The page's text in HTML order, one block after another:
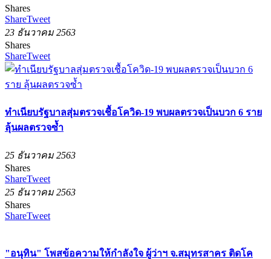
Shares
ShareTweet
23 ธันวาคม 2563
Shares
ShareTweet
ทำเนียบรัฐบาลสุ่มตรวจเชื้อโควิด-19 พบผลตรวจเป็นบวก 6 ราย
ลุ้นผลตรวจซ้ำ
25 ธันวาคม 2563
Shares
ShareTweet
25 ธันวาคม 2563
Shares
ShareTweet
"อนุทิน" โพสข้อความให้กำลังใจ ผู้ว่าฯ จ.สมุทรสาคร ติดโค